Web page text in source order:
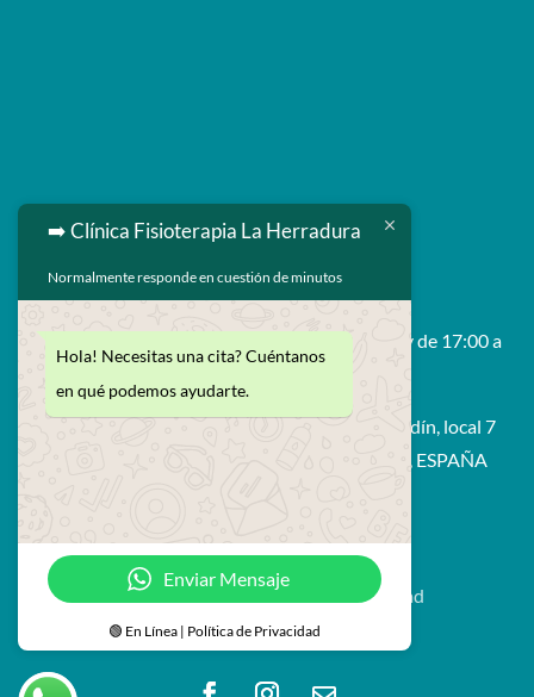
 629 593 264
 enrique@fisiolaherradura.com
Horario: De Lunes a Viernes 9:00 a 14:00 y de 17:00 a
Avda. Francisco Prieto Moreno, edif. Bahía Jardín, local 7
18697 - La Herradura (Amuñecar - Granada), ESPAÑA
© Fisioterapia La Herradura
Aviso legal
Política de privacidad
Política de cookies
➡️ Clínica Fisioterapia La Herradura
Normalmente responde en cuestión de minutos
Hola! Necesitas una cita? Cuéntanos
en qué podemos ayudarte.
Enviar Mensaje
🟢 En Línea | Política de Privacidad